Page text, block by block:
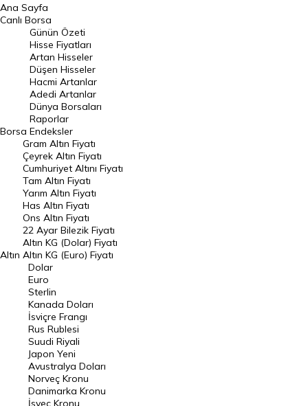
BIST 100 Hisseleri
En Çok Artan Hisseler
En Çok Düşen Hisseler
Hacmi Artanlar
Geçmiş Kapanışlar
Dünya Borsaları
Raporlar
Endeksler
DÖVİZ
Döviz Kuru
Dolar Kuru
Euro Kuru
Pound Kuru
Frank Kuru
Riyal Kuru
Avustralya Doları
Danimarka Kronu Kuru
Kanada Doları Kuru
Ana Sayfa
Canlı Borsa
Borsa
Günün Özeti
Hisse Fiyatları
Artan Hisseler
Düşen Hisseler
Hacmi Artanlar
Adedi Artanlar
Dünya Borsaları
Raporlar
Endeksler
Altın
Gram Altın Fiyatı
Çeyrek Altın Fiyatı
Cumhuriyet Altını Fiyatı
Tam Altın Fiyatı
Yarım Altın Fiyatı
Has Altın Fiyatı
Ons Altın Fiyatı
22 Ayar Bilezik Fiyatı
Altın KG (Dolar) Fiyatı
Altın KG (Euro) Fiyatı
Dolar
Euro
Sterlin
Kanada Doları
İsviçre Frangı
Rus Rublesi
Suudi Riyali
Japon Yeni
Avustralya Doları
Norveç Kronu
Danimarka Kronu
İsveç Kronu